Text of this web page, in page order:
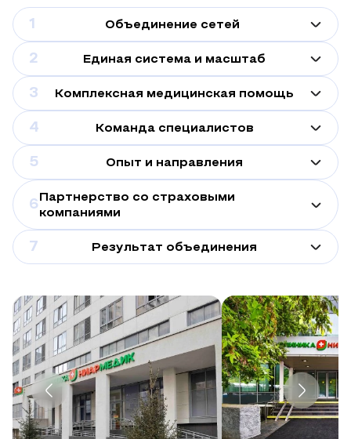
1 Объединение сетей
2 Единая система и масштаб
3 Комплексная медицинская помощь
4 Команда специалистов
5 Опыт и направления
6 Партнерство со страховыми
компаниями
7 Результат объединения